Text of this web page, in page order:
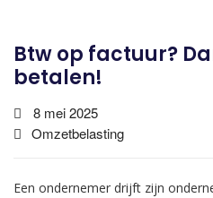
Btw op factuur?
betalen!
8 mei 2025
Omzetbelasting
Een ondernemer drijft zijn